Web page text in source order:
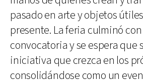
pasado en arte y objetos
presente. La feria culminó
convocatoria y se espera que
iniciativa que crezca en los
consolidándose como un